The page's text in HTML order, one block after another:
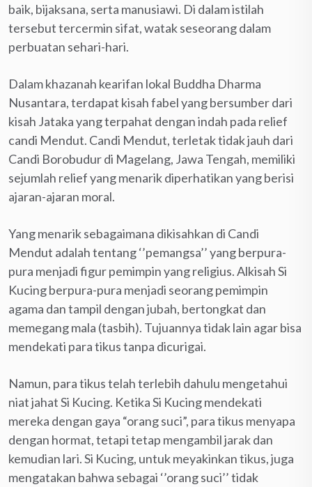
baik, bijaksana, serta manusiawi. Di dalam istilah
tersebut tercermin sifat, watak seseorang dalam
perbuatan sehari-hari.
Dalam khazanah kearifan lokal Buddha Dharma
Nusantara, terdapat kisah fabel yang bersumber dari
kisah Jataka yang terpahat dengan indah pada relief
candi Mendut. Candi Mendut, terletak tidak jauh dari
Candi Borobudur di Magelang, Jawa Tengah, memiliki
sejumlah relief yang menarik diperhatikan yang berisi
ajaran-ajaran moral.
Yang menarik sebagaimana dikisahkan di Candi
Mendut adalah tentang ‘’pemangsa’’ yang berpura-
pura menjadi figur pemimpin yang religius. Alkisah Si
Kucing berpura-pura menjadi seorang pemimpin
agama dan tampil dengan jubah, bertongkat dan
memegang mala (tasbih). Tujuannya tidak lain agar bisa
mendekati para tikus tanpa dicurigai.
Namun, para tikus telah terlebih dahulu mengetahui
niat jahat Si Kucing. Ketika Si Kucing mendekati
mereka dengan gaya “orang suci”, para tikus menyapa
dengan hormat, tetapi tetap mengambil jarak dan
kemudian lari. Si Kucing, untuk meyakinkan tikus, juga
mengatakan bahwa sebagai ‘’orang suci’’ tidak